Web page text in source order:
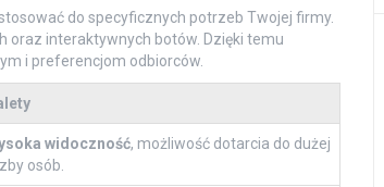
do specyficznych potrzeb Twojej firmy.
oraz interaktywnych botów. Dzięki temu
i preferencjom odbiorców.
widoczność, możliwość dotarcia do dużej
osób.